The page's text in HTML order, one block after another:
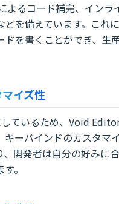
よるコード補完、インラ
を備えています。これ
ドを書くことができ、生
イズ性
ているため、Void
キーバインドのカスタマ
、開発者は自分の好みに
。